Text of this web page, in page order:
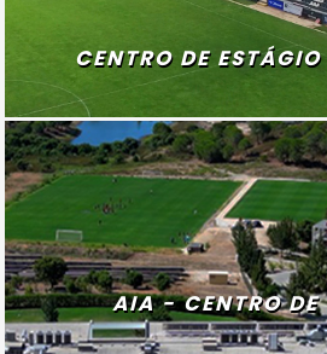
CENTRO DE
AIA - CENTRO DE